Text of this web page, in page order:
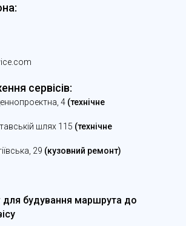
сервісів:
4 (технічне
шлях 115 (технічне
29 (кузовний ремонт)
для будування маршрута до